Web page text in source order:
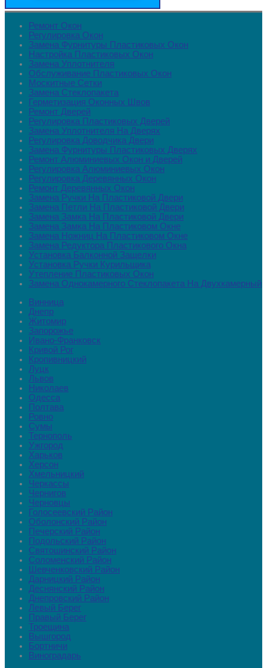
Ремонт Окон
Регулировка Окон
Замена Фурнитуры Пластиковых Окон
Настройка Пластиковых Окон
Замена Уплотнителя
Обслуживание Пластиковых Окон
Москитные Сетки
Замена Стеклопакета
Герметизация Оконных Швов
Ремонт Дверей
Регулировка Пластиковых Дверей
Замена Уплотнителя На Дверях
Регулировка Доводчика Двери
Замена Фурнитуры Пластиковых Дверях
Ремонт Алюминиевых Окон и Дверей
Регулировка Алюминиевых Окон
Регулировка Деревянных Окон
Ремонт Деревянных Окон
Замена Ручки На Пластиковой Двери
Замена Петли На Пластиковой Двери
Замена Замка На Пластиковой Двери
Замена Замка На Пластиковом Окне
Замена Ножниц На Пластиковом Окне
Замена Редуктора Пластикового Окна
Установка Балконной Защелки
Установка Ручки Курильщика
Утепление Пластиковых Окон
Замена Однокамерного Стеклопакета На Двухкамерный
Винница
Днепр
Житомир
Запорожье
Ивано-Франковск
Кривой Рог
Кропивницкий
Луцк
Львов
Николаев
Одесса
Полтава
Ровно
Сумы
Тернополь
Ужгород
Харьков
Херсон
Хмельницкий
Черкассы
Чернигов
Черновцы
Голосеевский Район
Оболонский Район
Печерский Район
Подольский Район
Святошинский Район
Соломенский Район
Шевченковский Район
Дарницкий Район
Деснянский Район
Днепровский Район
Левый Берег
Правый Берег
Троещина
Вышгород
Бортничи
Виноградарь